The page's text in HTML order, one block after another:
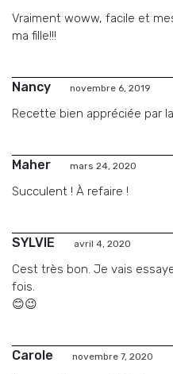
Vraiment woww, facile et
ma fille!!!
Nancy novembre 6, 2019
Recette bien appréciée par
Maher mars 24, 2020
Succulent ! À refaire !
SYLVIE avril 4, 2020
Cest très bon. Je vais
fois.
😊😉
Carole novembre 7, 2020